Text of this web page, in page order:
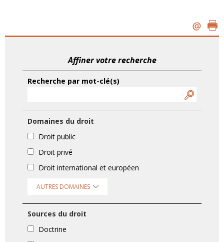
Affiner votre recherche
Recherche par mot-clé(s)
Domaines du droit
Droit public
Droit privé
Droit international et européen
AUTRES DOMAINES
Sources du droit
Doctrine